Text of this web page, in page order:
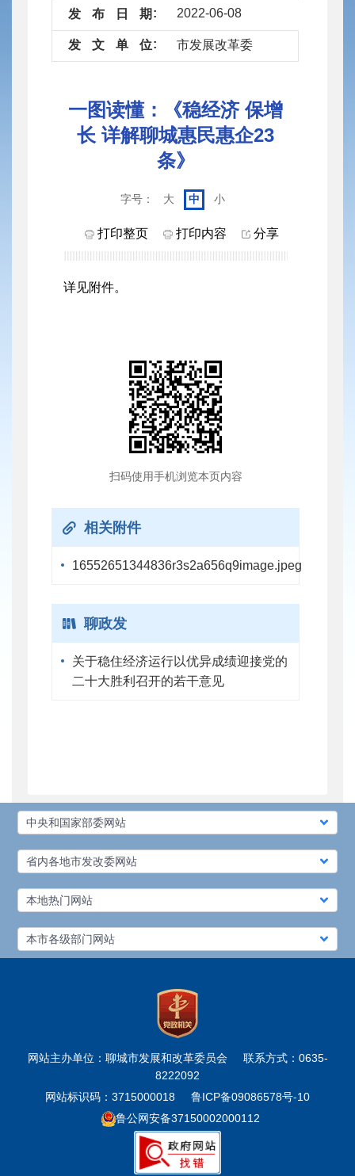
发 布 日 期 2022-06-08
发 文 单 位 市发展改革委
一图读懂：《稳经济 保增
长 详解聊城惠民惠企23
条》
字号： 大 中 小
打印整页 打印内容 分享
详见附件。
扫码使用手机浏览本页内容
相关附件
16552651344836r3s2a656q9image.jpeg
聊政发
关于稳住经济运行以优异成绩迎接党的
二十大胜利召开的若干意见
中央和国家部委网站
省内各地市发改委网站
本地热门网站
本市各级部门网站
网站主办单位：聊城市发展和改革委员会
联系方式：0635-
8222092
网站标识码：3715000018
鲁ICP备09086578号-10
鲁公网安备37150002000112